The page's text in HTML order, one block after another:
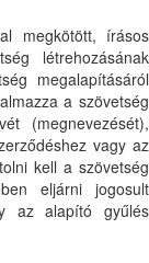
megkötött, írásos
létrehozásának
megalapításáról
a szövetség
(megnevezését),
vagy az
kell a szövetség
eljárni jogosult
az alapító gyűlés